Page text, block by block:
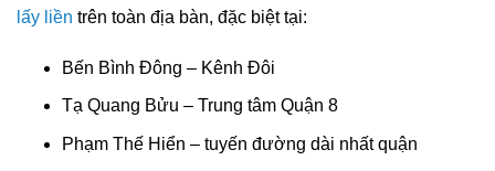
lấy liền trên toàn địa bàn, đặc biệt tại:
Bến Bình Đông – Kênh Đôi
Tạ Quang Bửu – Trung tâm Quận 8
Phạm Thế Hiển – tuyến đường dài nhất quận